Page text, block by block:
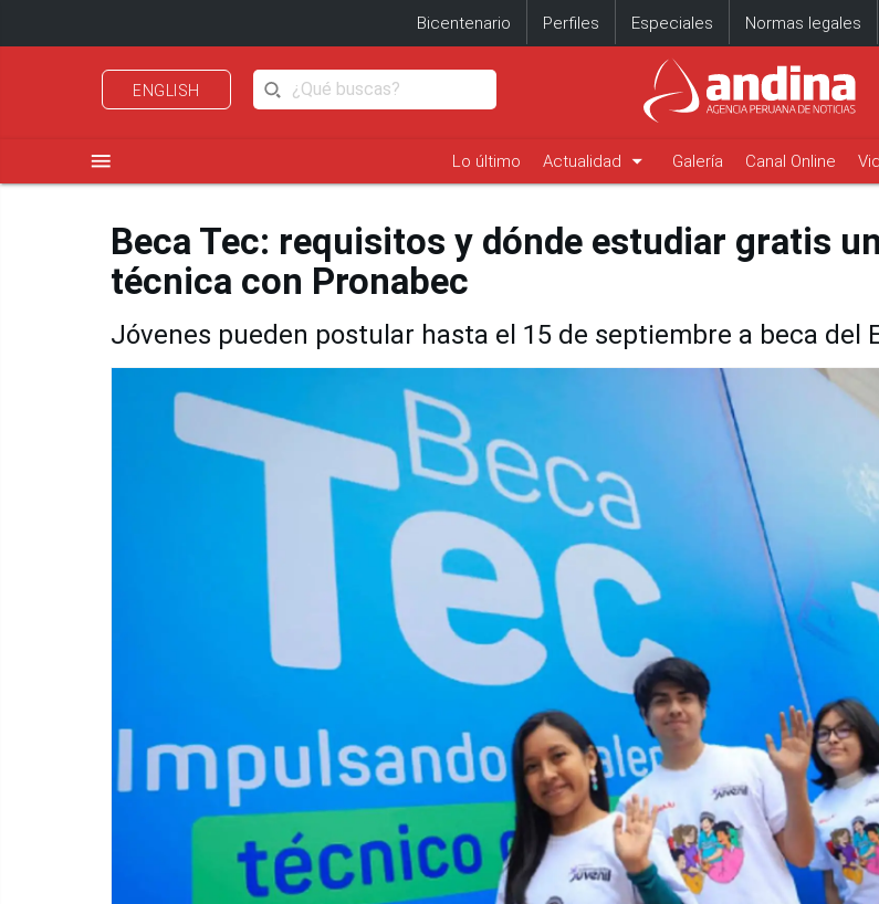
Bicentenario Perfiles Especiales Normas legales
ENGLISH
menu Lo último Actualidad arrow_drop_down Galería Canal Online
Beca Tec: requisitos y dónde estudiar gratis
técnica con Pronabec
Jóvenes pueden postular hasta el 15 de septiembre a beca del